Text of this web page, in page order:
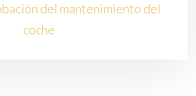
del mantenimiento del
coche